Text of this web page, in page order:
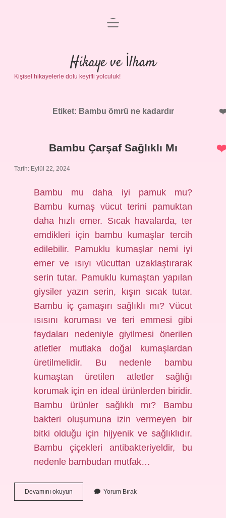
Anasayfa
Gizlilik Politikası
Yasal Uyarı
menüyü
Hikaye ve İlham
Kişisel hikayelerle dolu keyifli yolculuk!
Etiket: Bambu ömrü ne kadardır
Bambu Çarşaf Sağlıklı Mı
Tarih: Eylül 22, 2024
Bambu mu daha iyi pamuk mu?
Bambu kumaş vücut terini pamuktan
daha hızlı emer. Sıcak havalarda, ter
emdikleri için bambu kumaşlar tercih
edilebilir. Pamuklu kumaşlar nemi iyi
emer ve ısıyı vücuttan uzaklaştırarak
serin tutar. Pamuklu kumaştan yapılan
giysiler yazın serin, kışın sıcak tutar.
Bambu iç çamaşırı sağlıklı mı? Vücut
ısısını koruması ve teri emmesi gibi
faydaları nedeniyle giyilmesi önerilen
atletler mutlaka doğal kumaşlardan
üretilmelidir. Bu nedenle bambu
kumaştan üretilen atletler sağlığı
korumak için en ideal ürünlerden biridir.
Bambu ürünler sağlıklı mı? Bambu
bakteri oluşumuna izin vermeyen bir
bitki olduğu için hijyenik ve sağlıklıdır.
Bambu çiçekleri antibakteriyeldir, bu
nedenle bambudan mutfak…
Devamını okuyun
Çarşaf
Yorum Bırak